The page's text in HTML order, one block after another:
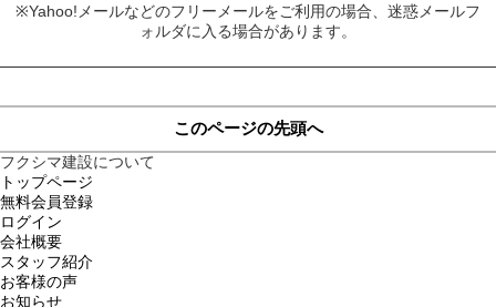
※Yahoo!メールなどのフリーメールをご利用の場合、迷惑メールフ
ォルダに入る場合があります。
このページの先頭へ
フクシマ建設について
トップページ
無料会員登録
ログイン
会社概要
スタッフ紹介
お客様の声
お知らせ